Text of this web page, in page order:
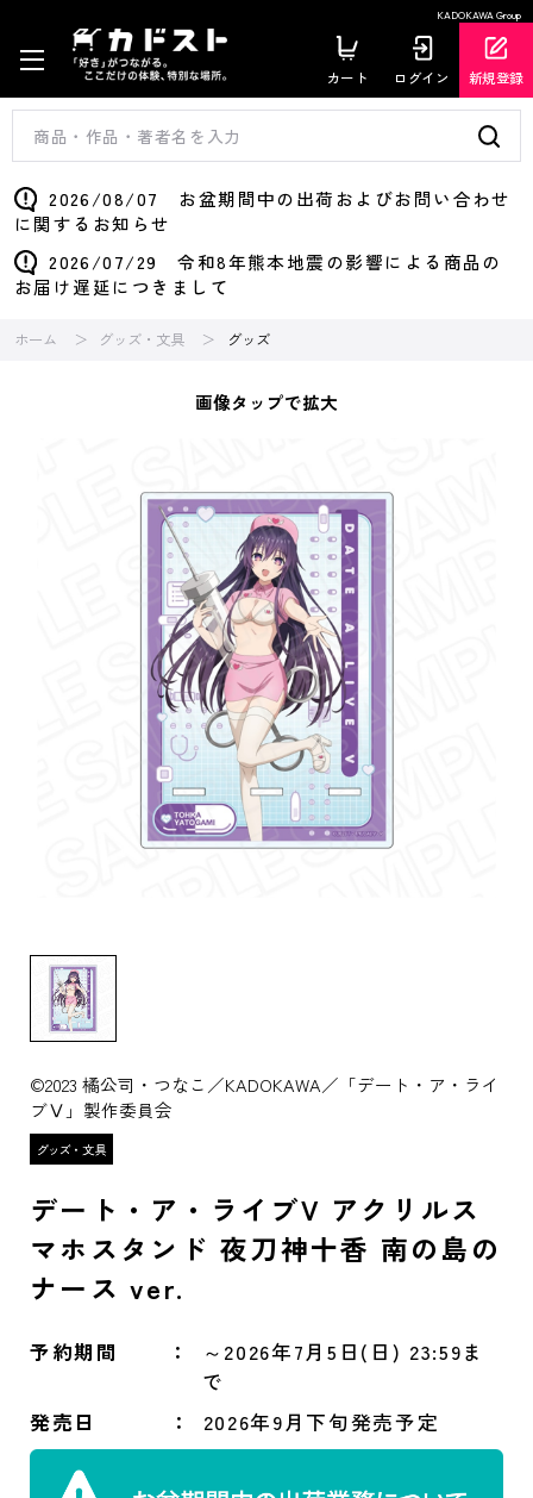
KADOKAWA Group
カート ログイン 新規登録
2026/08/07 お盆期間中の出荷およびお問い合わせ
に関するお知らせ
2026/07/29 令和8年熊本地震の影響による商品の
お届け遅延につきまして
ホーム グッズ・文具 グッズ
画像タップで拡大
©2023 橘公司・つなこ／KADOKAWA／「デート・ア・ライ
ブⅤ」製作委員会
デート・ア・ライブV アクリルス
マホスタンド 夜刀神十香 南の島の
ナース ver.
予約期間
～2026年7月5日(日) 23:59ま
で
発売日
2026年9月下旬発売予定